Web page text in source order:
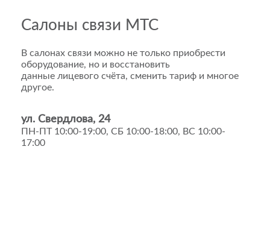
Салоны связи МТС
В салонах связи можно не только приобрести
оборудование, но и восстановить
данные лицевого счёта, сменить тариф и многое
другое.
ул. Свердлова, 24
ПН-ПТ 10:00-19:00, СБ 10:00-18:00, ВС 10:00-
17:00